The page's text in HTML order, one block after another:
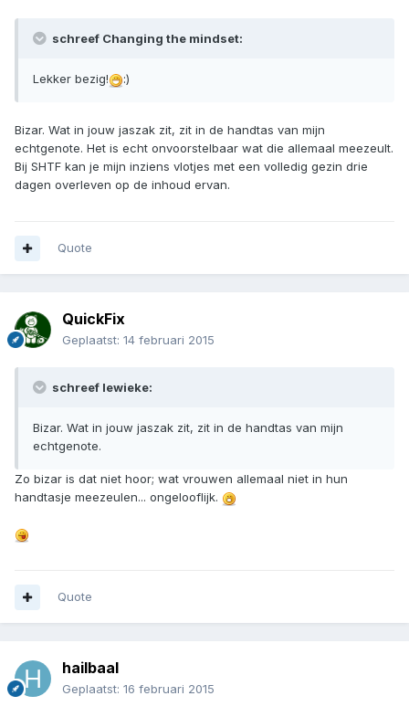
schreef Changing the mindset:
Lekker bezig! :)
Bizar. Wat in jouw jaszak zit, zit in de handtas van mijn
echtgenote. Het is echt onvoorstelbaar wat die allemaal meezeult.
Bij SHTF kan je mijn inziens vlotjes met een volledig gezin drie
dagen overleven op de inhoud ervan.
Quote
QuickFix
Geplaatst: 14 februari 2015
schreef lewieke:
Bizar. Wat in jouw jaszak zit, zit in de handtas van mijn
echtgenote.
Zo bizar is dat niet hoor; wat vrouwen allemaal niet in hun
handtasje meezeulen... ongelooflijk.
Quote
hailbaal
Geplaatst: 16 februari 2015